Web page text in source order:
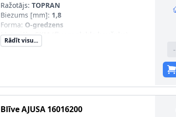
Ražotājs: TOPRAN
Biezums [mm]: 1,8
Forma: O-gredzens
Materiāls:FKM (fluoroglekļa kaučuks)
Iekšējais diametrs [mm]
Rādīt visu...
-
BlīveAJUSA 16016200